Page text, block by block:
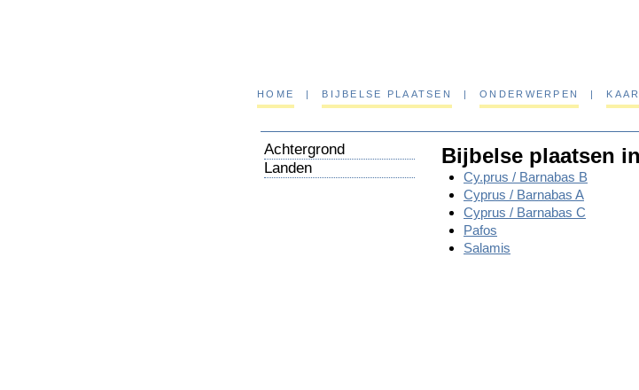
HOME | BIJBELSE PLAATSEN | ONDERWERPEN |
Achtergrond
Landen
Bijbelse plaatsen
Cy.prus / Barnabas B
Cyprus / Barnabas A
Cyprus / Barnabas C
Pafos
Salamis